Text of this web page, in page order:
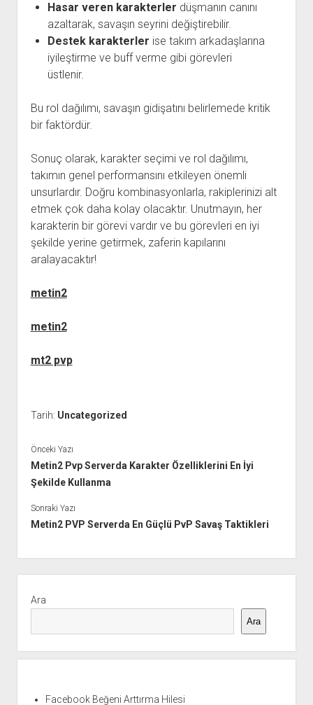
Hasar veren karakterler düşmanın canını
azaltarak, savaşın seyrini değiştirebilir.
Destek karakterler ise takım arkadaşlarına
iyileştirme ve buff verme gibi görevleri
üstlenir.
Bu rol dağılımı, savaşın gidişatını belirlemede kritik
bir faktördür.
Sonuç olarak, karakter seçimi ve rol dağılımı,
takımın genel performansını etkileyen önemli
unsurlardır. Doğru kombinasyonlarla, rakiplerinizi alt
etmek çok daha kolay olacaktır. Unutmayın, her
karakterin bir görevi vardır ve bu görevleri en iyi
şekilde yerine getirmek, zaferin kapılarını
aralayacaktır!
metin2
metin2
mt2 pvp
Tarih: Uncategorized
Önceki Yazı
Metin2 Pvp Serverda Karakter Özelliklerini En İyi
Şekilde Kullanma
Sonraki Yazı
Metin2 PVP Serverda En Güçlü PvP Savaş Taktikleri
Menü
Ara
Ara
Facebook Beğeni Arttırma Hilesi